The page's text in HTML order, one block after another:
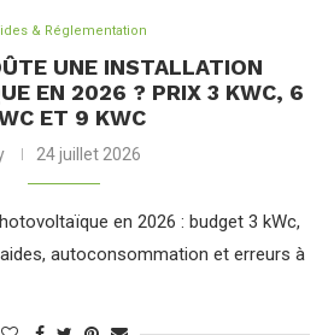
& Réglementation
UNE INSTALLATION
EN 2026 ? PRIX 3 KWC, 6
ET 9 KWC
24 juillet 2026
en 2026 : budget 3 kWc,
autoconsommation et erreurs à